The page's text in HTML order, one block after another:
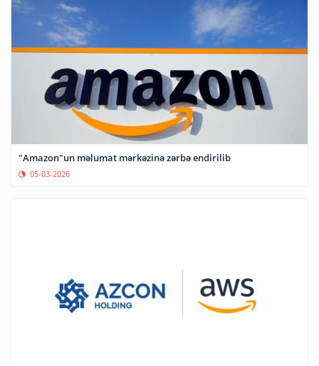
"Amazon"un məlumat mərkəzinə zərbə endirilib
05-03-2026